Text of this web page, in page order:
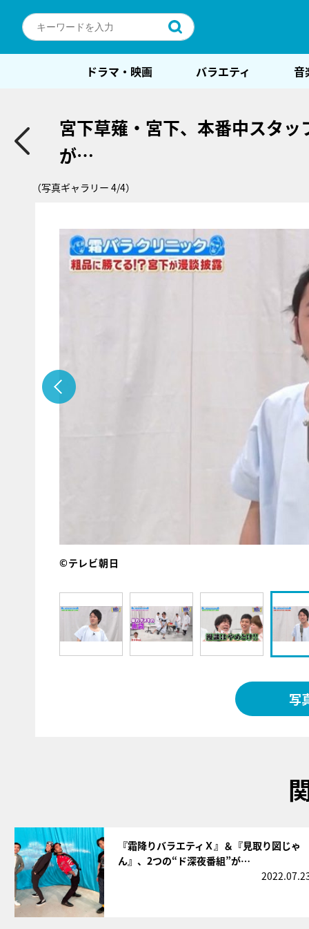
ドラマ・映画 バラエティ 音
宮下草薙・宮下、本番中スタ
が…
（写真ギャラリー 4/4）
©テレビ朝日
写
『霜降りバラエティＸ』＆『見取り図じゃ
ん』、2つの“ド深夜番組”が…